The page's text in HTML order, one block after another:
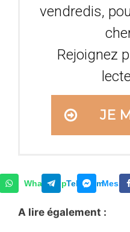
vendredis,
Rejoignez
JE
WhatsAppTelegram
A lire également :